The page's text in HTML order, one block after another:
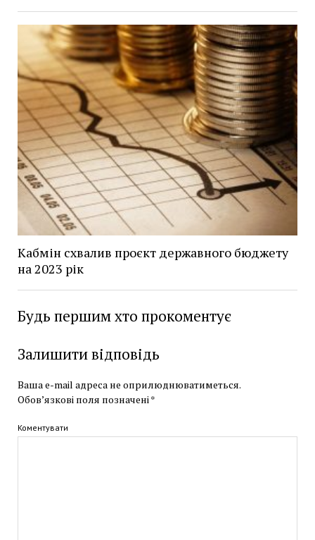
Кабмін схвалив проєкт державного бюджету
на 2023 рік
Будь першим хто прокоментує
Залишити відповідь
Ваша e-mail адреса не оприлюднюватиметься.
Обов’язкові поля позначені*
Коментувати